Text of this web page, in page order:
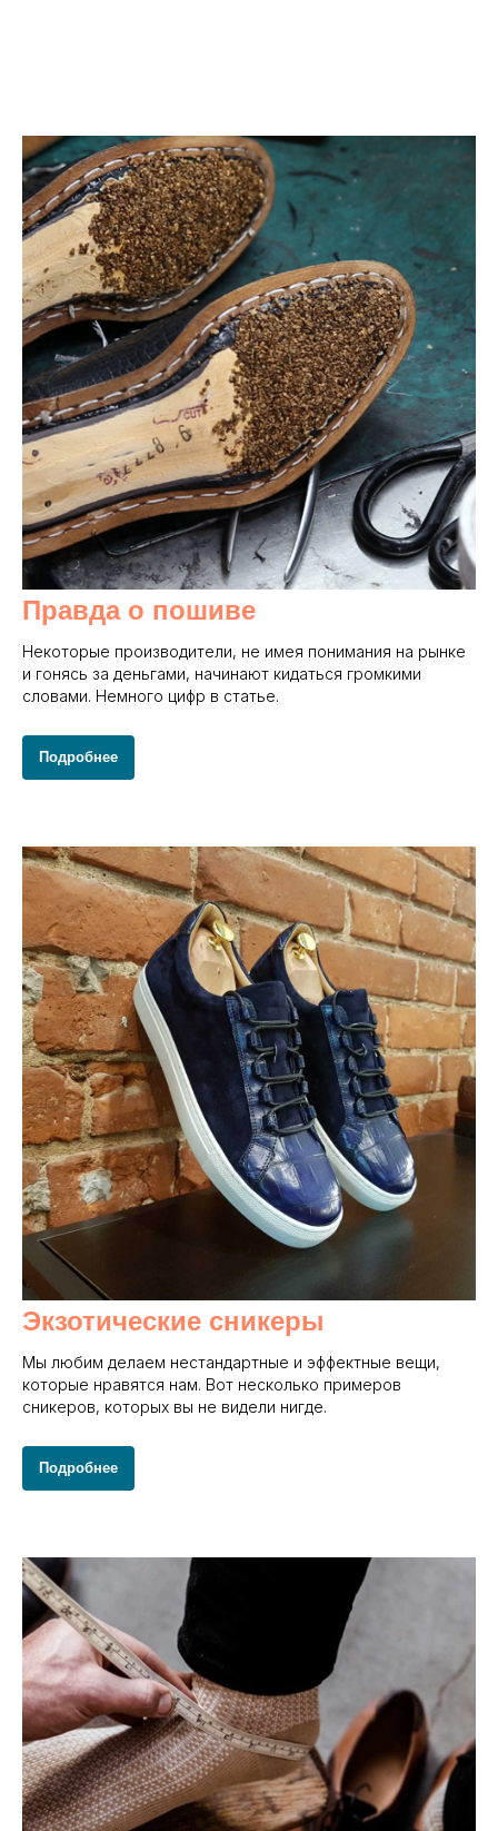
Правда о пошиве
Некоторые производители, не имея понимания на рынке
и гонясь за деньгами, начинают кидаться громкими
словами. Немного цифр в статье.
Подробнее
Экзотические сникеры
Мы любим делаем нестандартные и эффектные вещи,
которые нравятся нам. Вот несколько примеров
сникеров, которых вы не видели нигде.
Подробнее